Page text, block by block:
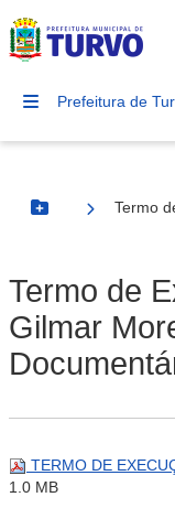
Prefeitura de
Botão Menu
Termo
Termo de
Gilmar
TERMO DE
1.0 MB